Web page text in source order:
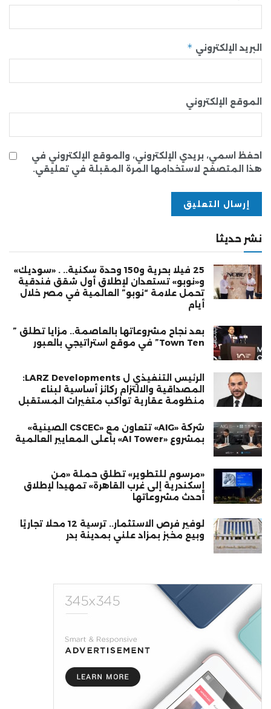
البريد الإلكتروني *
الموقع الإلكتروني
احفظ اسمي، بريدي الإلكتروني، والموقع الإلكتروني في
هذا المتصفح لاستخدامها المرة المقبلة في تعليقي.
نشر حديثا
25 فيلا بحرية و150 وحدة سكنية.. . «سوديك»
و«نوبو» تستعدان لإطلاق أول شقق فندقية
تحمل علامة “نوبو” العالمية في مصر خلال
أيام
بعد نجاح مشروعاتها بالعاصمة.. مزايا تطلق ”
Town Ten” في موقع استراتيجي بالعبور
الرئيس التنفيذي ل LARZ Developments:
المصداقية والالتزام ركائز أساسية لبناء
منظومة عقارية تواكب متغيرات المستقبل
شركة «AIG» تتعاون مع «CSCEC الصينية»
بمشروع «AI Tower» بأعلى المعايير العالمية
«مرسوم للتطوير» تطلق حملة «من
إسكندرية إلى غرب القاهرة» تمهيدا لإطلاق
أحدث مشروعاتها
لوفير فرص الاستثمار.. ترسية 12 محلًا تجاريًا
وبيع مخبز بمزاد علني بمدينة بدر